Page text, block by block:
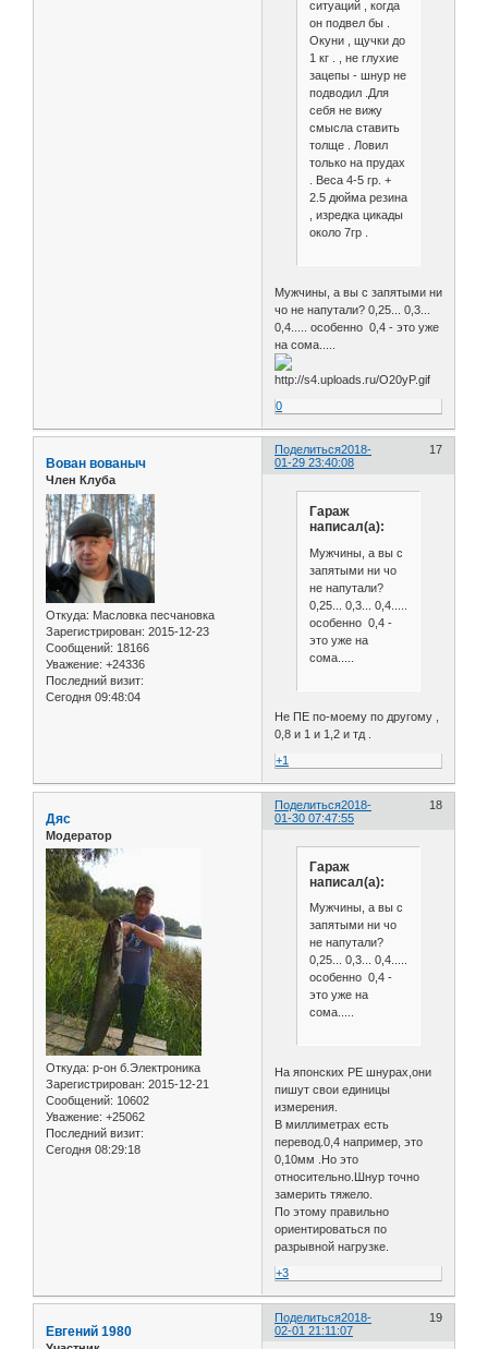
ситуаций , когда
он подвел бы .
Окуни , щучки до
1 кг . , не глухие
зацепы - шнур не
подводил .Для
себя не вижу
смысла ставить
толще . Ловил
только на прудах
. Веса 4-5 гр. +
2.5 дюйма резина
, изредка цикады
около 7гр .
Мужчины, а вы с запятыми ни
чо не напутали? 0,25... 0,3...
0,4..... особенно 0,4 - это уже
на сома.....
0
Поделиться 17
2018-
01-29 23:40:08
Вован вованыч
Член Клуба
Откуда: Масловка песчановка
Зарегистрирован: 2015-12-23
Сообщений: 18166
Уважение: +24336
Последний визит:
Сегодня 09:48:04
Гараж
написал(а):
Мужчины, а вы с
запятыми ни чо
не напутали?
0,25... 0,3... 0,4.....
особенно 0,4 -
это уже на
сома.....
Не ПЕ по-моему по другому ,
0,8 и 1 и 1,2 и тд .
+1
Поделиться 18
2018-
01-30 07:47:55
Дяс
Модератор
Откуда: р-он б.Электроника
Зарегистрирован: 2015-12-21
Сообщений: 10602
Уважение: +25062
Последний визит:
Сегодня 08:29:18
Гараж
написал(а):
Мужчины, а вы с
запятыми ни чо
не напутали?
0,25... 0,3... 0,4.....
особенно 0,4 -
это уже на
сома.....
На японских РЕ шнурах,они
пишут свои единицы
измерения.
В миллиметрах есть
перевод.0,4 например, это
0,10мм .Но это
относительно.Шнур точно
замерить тяжело.
По этому правильно
ориентироваться по
разрывной нагрузке.
+3
Поделиться 19
2018-
02-01 21:11:07
Евгений 1980